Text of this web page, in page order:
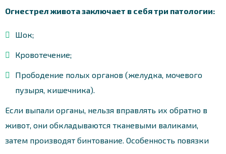
Огнестрел живота заключает в себя три патологии:
Шок;
Кровотечение;
Прободение полых органов (желудка, мочевого
пузыря, кишечника).
Если выпали органы, нельзя вправлять их обратно в
живот, они обкладываются тканевыми валиками,
затем производят бинтование. Особенность повязки